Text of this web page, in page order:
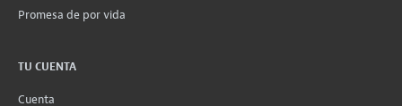
Promesa de por vida
TU CUENTA
Cuenta